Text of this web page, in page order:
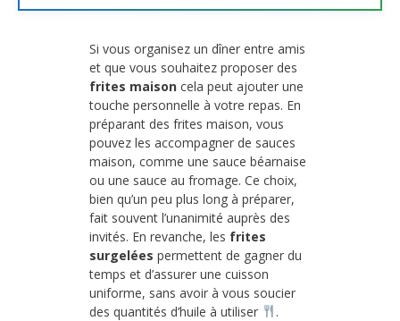
Si vous organisez un dîner entre amis
et que vous souhaitez proposer des
frites maison cela peut ajouter une
touche personnelle à votre repas. En
préparant des frites maison, vous
pouvez les accompagner de sauces
maison, comme une sauce béarnaise
ou une sauce au fromage. Ce choix,
bien qu’un peu plus long à préparer,
fait souvent l’unanimité auprès des
invités. En revanche, les frites
surgelées permettent de gagner du
temps et d’assurer une cuisson
uniforme, sans avoir à vous soucier
des quantités d’huile à utiliser
.